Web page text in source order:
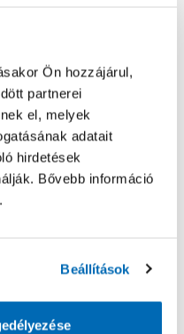
Ön hozzájárul,
partnerei
el, melyek
adatait
hirdetések
Bővebb információ
Beállítások